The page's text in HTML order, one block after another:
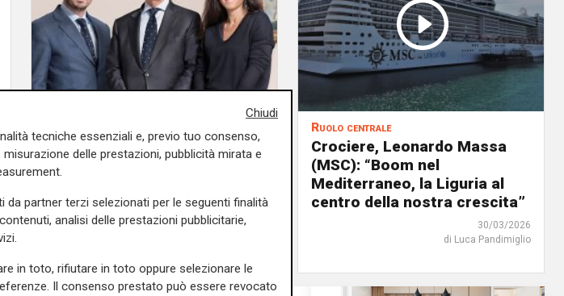
MSC passa alla nuova
generazione: proprietà
fondatore Aponte
13/04/2026
Ruolo centrale
Crociere, Leonardo Massa
(MSC): “Boom nel
Mediterraneo, la Liguria al
centro della nostra crescita”
30/03/2026
di Luca Pandimiglio
Chiudi
tecniche essenziali e, previo tuo consenso,
delle prestazioni, pubblicità mirata e
partner terzi selezionati per le seguenti finalità
analisi delle prestazioni pubblicitarie,
in toto, rifiutare in toto oppure selezionare le
Il consenso prestato può essere revocato